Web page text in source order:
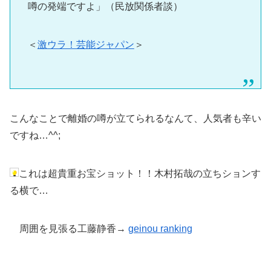
噂の発端ですよ」（民放関係者談）
＜ 激ウラ！芸能ジャパン ＞
こんなことで離婚の噂が立てられるなんて、人気者も辛い
ですね…^^;
これは超貴重お宝ショット！！木村拓哉の立ちションす
る横で…
周囲を見張る工藤静香→ geinou ranking